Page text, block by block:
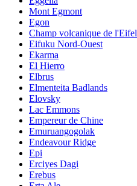
Mont Egmont
Egon
Champ volcanique de l'Eifel
Eifuku Nord-Ouest
Ekarma
El Hierro
Elbrus
Elmenteita Badlands
Elovsky
Lac Emmons
Empereur de Chine
Emuruangogolak
Endeavour Ridge
Epi
Erciyes Dagi
Erebus